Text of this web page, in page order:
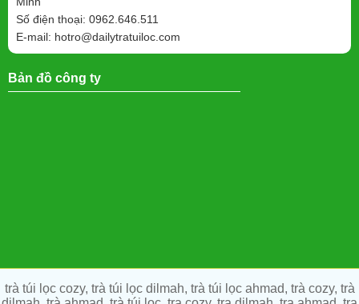
Số điện thoại: 0962.646.511
E-mail: hotro@dailytratuiloc.com
Bản đồ công ty
trà túi lọc cozy, trà túi lọc dilmah, trà túi lọc ahmad, trà cozy, trà